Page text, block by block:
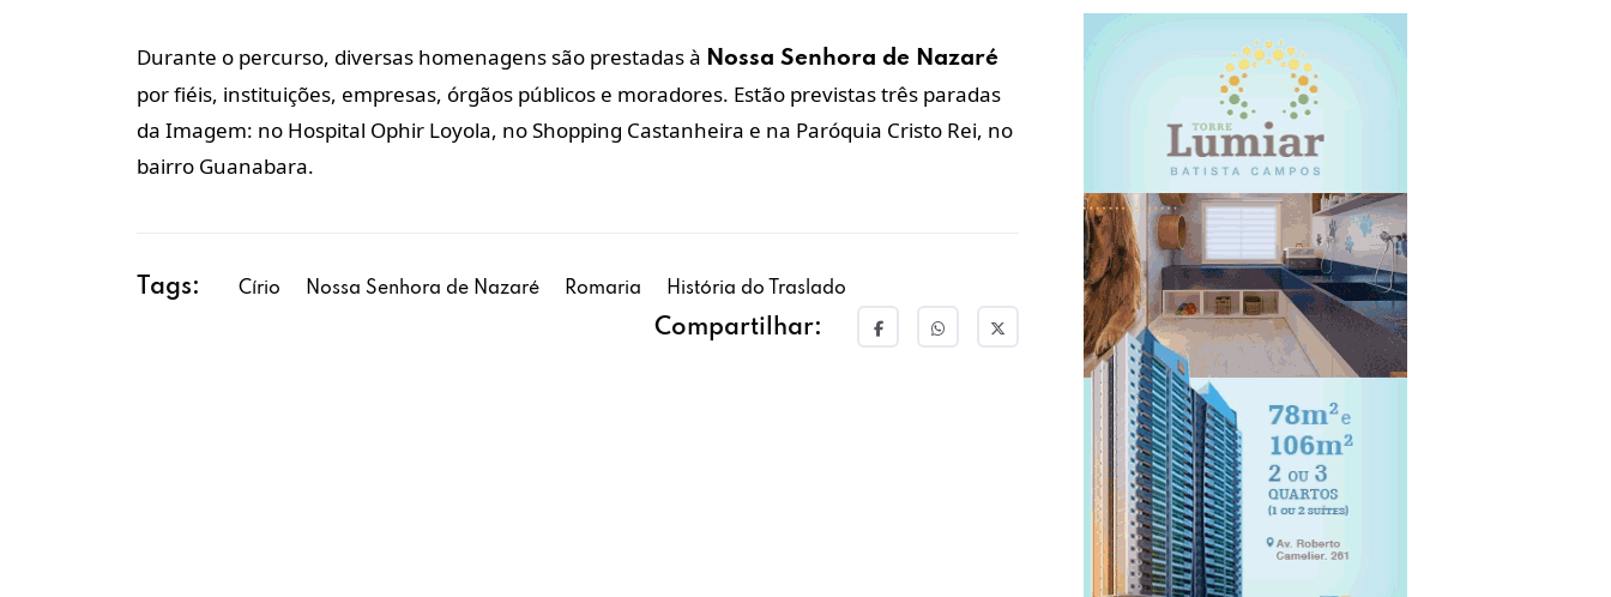
Durante o percurso, diversas homenagens são prestadas à Nossa Senhora de Nazaré
por fiéis, instituições, empresas, órgãos públicos e moradores. Estão previstas três paradas
da Imagem: no Hospital Ophir Loyola, no Shopping Castanheira e na Paróquia Cristo Rei, no
bairro Guanabara.
Tags: Círio Nossa Senhora de Nazaré Romaria História do Traslado
Compartilhar: